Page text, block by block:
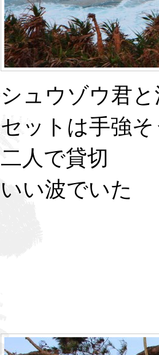
シュウゾウ君
セットは手強
二人で貸切
いい波でいた